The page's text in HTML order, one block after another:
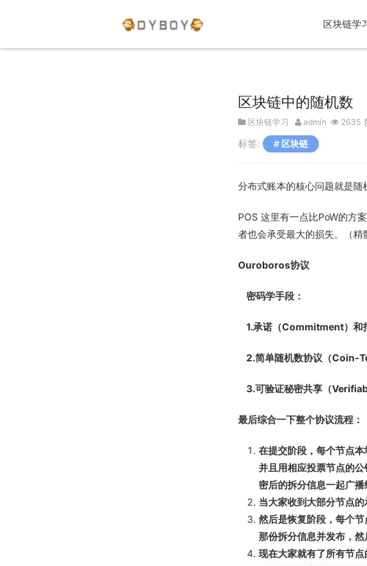
区块链学
区块链中的随机数
区块链学习 admin 2635
标签: 区块链
分布式账本的核心问题就是随
POS 这里有一点比PoW的方
者也会承受最大的损失。（精
Ouroboros协议
密码学手段：
1.承诺（Commitment）和
2.简单随机数协议（Coin-
3.可验证秘密共享（
最后综合一下整个协议流程：
在提交阶段，每个节点
并且用相应投票节点的
密后的拆分信息一起广播
当大家收到大部分节点
然后是恢复阶段，每个
那份拆分信息并发布，然
现在大家就有了所有节